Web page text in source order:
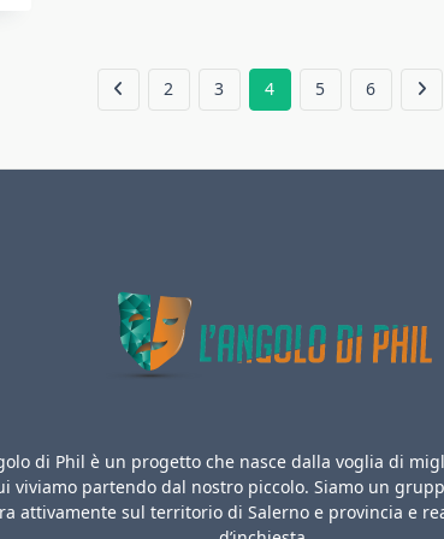
2 3 4 5 6
di Phil è un progetto che nasce dalla voglia di
viviamo partendo dal nostro piccolo. Siamo un
attivamente sul territorio di Salerno e provincia e